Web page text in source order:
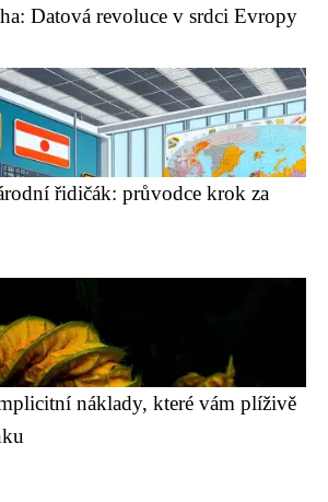
Datová revoluce v srdci Evropy
řidičák: průvodce krok za
náklady, které vám plíživě